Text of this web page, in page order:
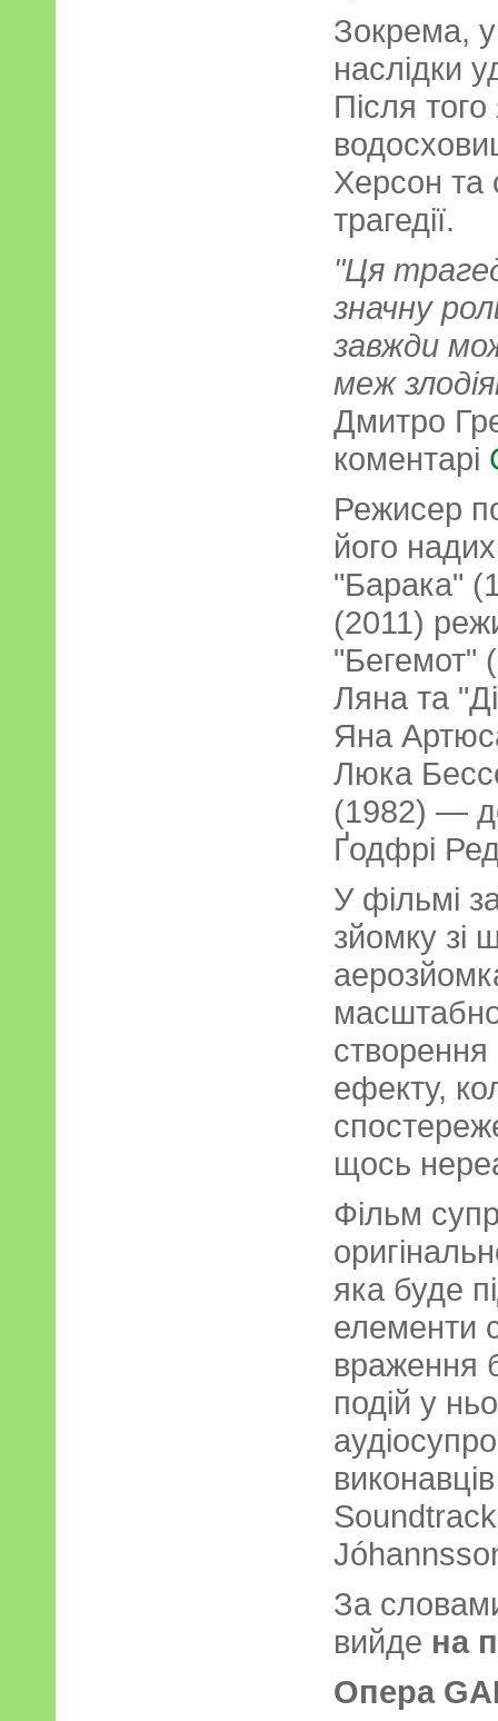
Зокрема, у
наслідки
Після того
Херсон та
трагедії.
"Ця
значну
завжди
меж
Дмитро
коментарі
Режисер
його
"Барака"
(2011)
"Бегемот"
Ляна та
Яна
Люка
(1982) —
Ґодфрі
У фільмі
зйомку зі
створення
ефекту,
щось
Фільм
яка буде
елементи
враження
подій у
За
вийде на
Опера